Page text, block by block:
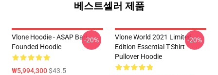
베스트셀러 제품
Vlone Hoodie - ASAP Bari
Founded Hoodie
₩5,994,300$43.5
-20%
Vlone World 2021 Limited
Edition Essential T-Shirt
Pullover Hoodie
-20%